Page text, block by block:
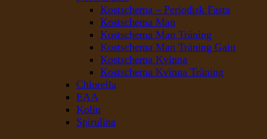
Kostschema – Periodisk Fasta
Kostschema Man
Kostschema Man Träning
Kostschema Man Träning Gain
Kostschema Kvinna
Kostschema Kvinna Träning
Chlorella
EAA
Kolin
Spirulina